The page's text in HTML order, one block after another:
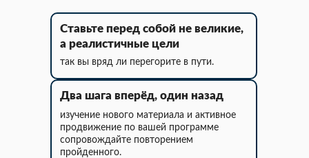
Ставьте перед собой не великие,
а реалистичные цели
так вы вряд ли перегорите в пути.
Два шага вперёд, один назад
изучение нового материала и активное
продвижение по вашей программе
сопровождайте повторением
пройденного.